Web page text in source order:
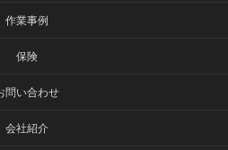
作業事例
保険
問い合わせ
会社紹介